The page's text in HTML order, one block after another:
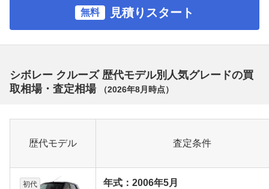
無料 見積りスタート
シボレー クルーズ 歴代モデル別人気グレードの買
取相場・査定相場
（2026年8月 時点）
歴代モデル 査定条件
初代
年式：2006年5月